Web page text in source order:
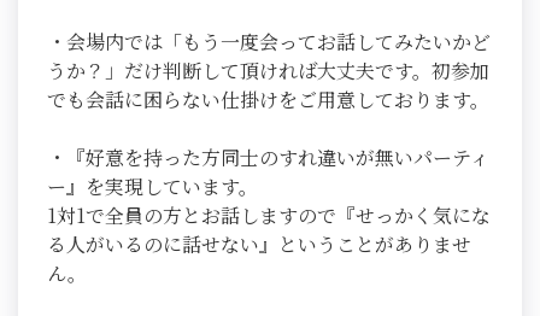
・会場内では「もう一度会ってお話してみたいかど
うか？」だけ判断して頂ければ大丈夫です。初参加
でも会話に困らない仕掛けをご用意しております。
・『好意を持った方同士のすれ違いが無いパーティ
ー』を実現しています。
1対1で全員の方とお話しますので『せっかく気にな
る人がいるのに話せない』ということがありませ
ん。